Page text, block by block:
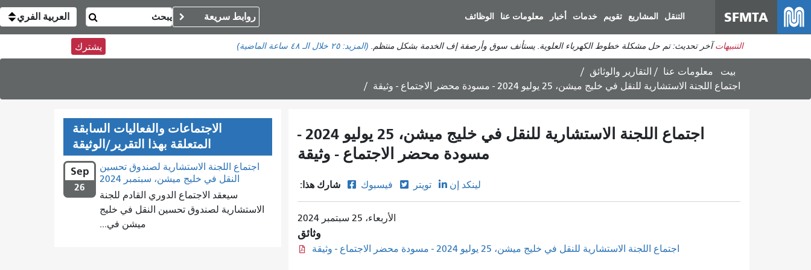
المحتوى
الرئيسي
SFMTA التنقل المشاريع تقويم خدمات أخبار معلومات عنا الوظائف روابط سريعة العربية الفري
التنبيهات آخر تحديث: تم حل مشكلة خطوط الكهرباء العلوية. يستأنف سوق وأرصفة إف الخدمة بشكل منتظم. (المزيد:٢٥ خلال الـ ٤٨ ساعة الماضية) يشترك
بيت معلومات عنا
التقارير والوثائق
اجتماع اللجنة الاستشارية للنقل في خليج ميشن، 25 يوليو 2024 - مسودة محضر الاجتماع - وثيقة
اجتماع اللجنة الاستشارية للنقل في خليج ميشن، 25 يوليو 2024 -
مسودة محضر الاجتماع - وثيقة
شارك هذا: فيسبوك تويتر لينكد إن
الأربعاء، 25 سبتمبر 2024
وثائق
اجتماع اللجنة الاستشارية للنقل في خليج ميشن، 25 يوليو 2024 - مسودة محضر الاجتماع - وثيقة
الاجتماعات والفعاليات السابقة
المتعلقة بهذا التقرير/الوثيقة
Sep
26
اجتماع اللجنة الاستشارية لصندوق تحسين
النقل في خليج ميشن، سبتمبر 2024
سيعقد الاجتماع الدوري القادم للجنة
الاستشارية لصندوق تحسين النقل في خليج
ميشن في...